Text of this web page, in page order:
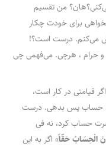
من تقسیم
برای خودت چکار
می‌کنم. درست است؟!
و حرام ، هرچی. می‌فهمی چی
قیامتی در کار است،
حساب پس بدهی. درست
حساب کرد، نه فی
الْحِسَابُ حَقّاً» اگر به این